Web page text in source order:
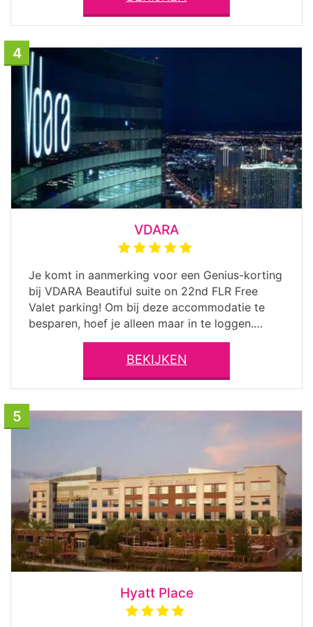
4
VDARA
Je komt in aanmerking voor een Genius-korting
bij VDARA Beautiful suite on 22nd FLR Free
Valet parking! Om bij deze accommodatie te
besparen, hoef je alleen maar in te loggen.…
BEKIJKEN
5
Hyatt Place